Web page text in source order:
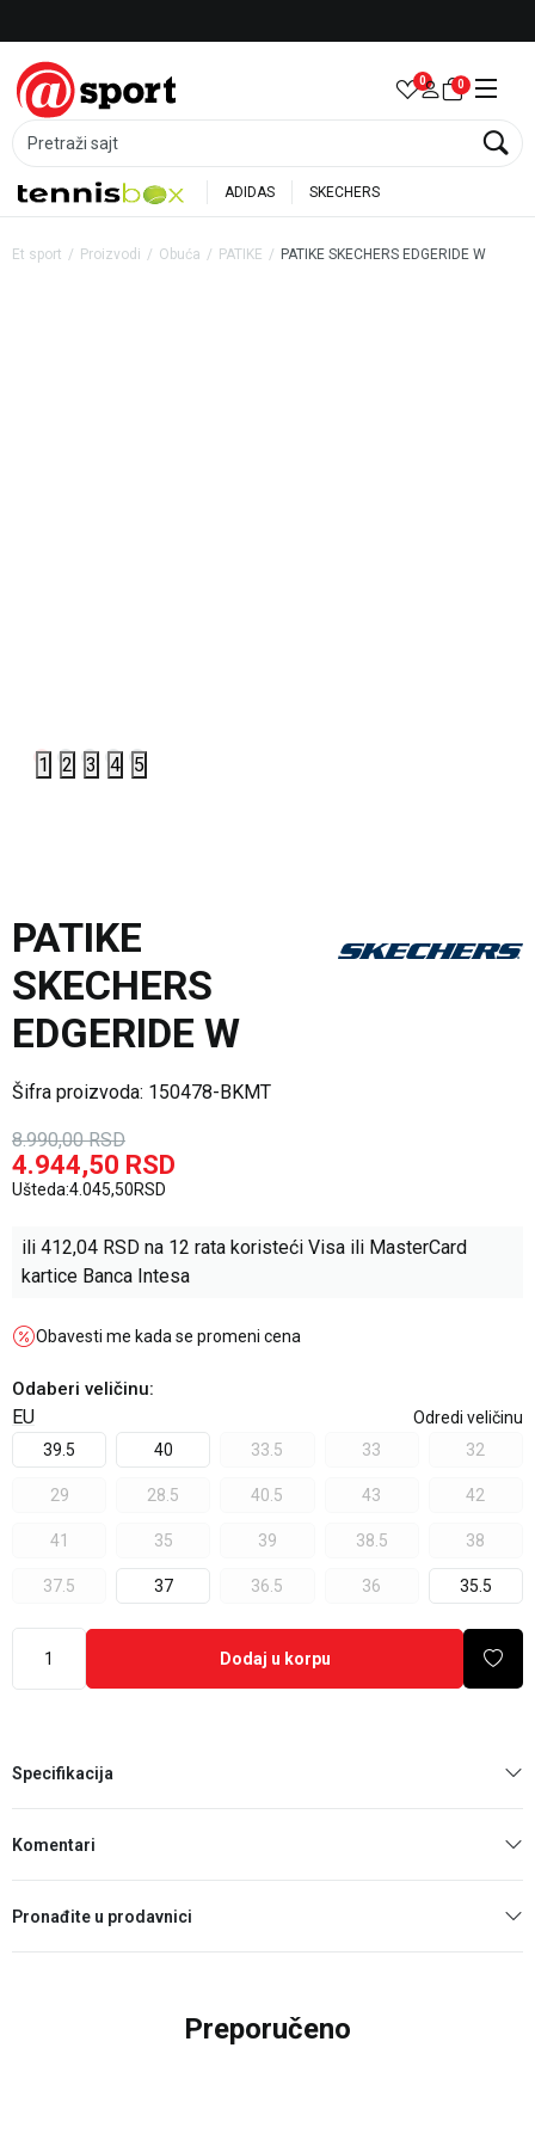
Pretraži sajt
0 0
ADIDAS SKECHERS
Et sport Proizvodi Obuća PATIKE PATIKE SKECHERS EDGERIDE W
1 2 3 4 5
PATIKE
SKECHERS
EDGERIDE W
Šifra proizvoda: 150478-BKMT
8.990,00 RSD
4.944,50 RSD
Ušteda:4.045,50RSD
ili 412,04 RSD na 12 rata koristeći Visa ili MasterCard
kartice Banca Intesa
Obavesti me kada se promeni cena
Odaberi veličinu:
EU
Odredi veličinu
39.5
40 33.5 33 32
29 28.5 40.5 43 42
41 35 39 38.5 38
37.5 37 36.5 36 35.5
Dodaj u korpu
Specifikacija
Komentari
Pronađite u prodavnici
Preporučeno